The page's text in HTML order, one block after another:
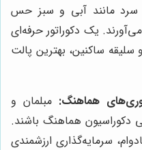
سرد مانند آبی و سبز حس
یک دکوراتور حرفه‌ای
سلیقه ساکنین، بهترین پالت
هماهنگ: مبلمان و
دکوراسیون هماهنگ باشند.
سرمایه‌گذاری ارزشمندی